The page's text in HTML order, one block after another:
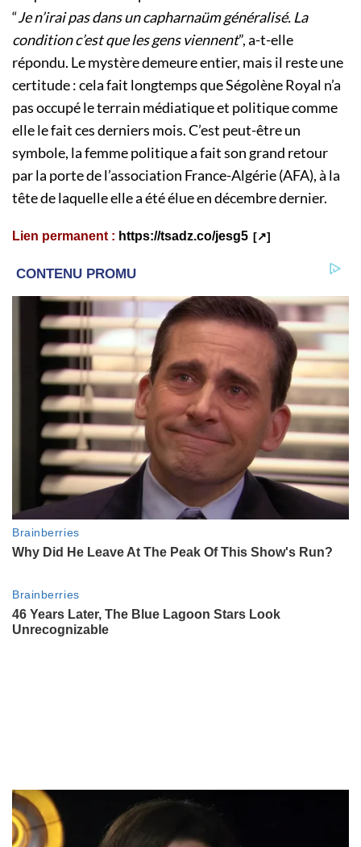
“Je n’irai pas dans un capharnaüm généralisé. La
condition c’est que les gens viennent”, a-t-elle
répondu. Le mystère demeure entier, mais il reste une
certitude : cela fait longtemps que Ségolène Royal n’a
pas occupé le terrain médiatique et politique comme
elle le fait ces derniers mois. C’est peut-être un
symbole, la femme politique a fait son grand retour
par la porte de l’association France-Algérie (AFA), à la
tête de laquelle elle a été élue en décembre dernier.
Lien permanent : https://tsadz.co/jesg5